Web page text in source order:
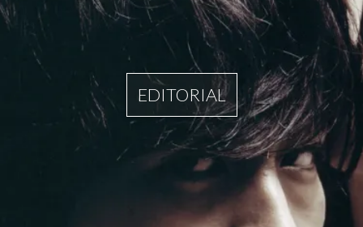
EDITORIAL